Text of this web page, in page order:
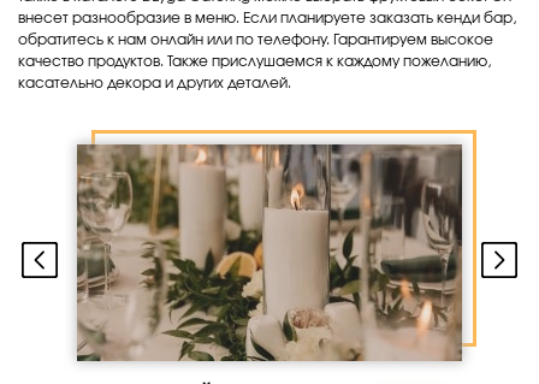
внесет разнообразие в меню. Если планируете заказать кенди бар,
обратитесь к нам онлайн или по телефону. Гарантируем высокое
качество продуктов. Также прислушаемся к каждому пожеланию,
касательно декора и других деталей.